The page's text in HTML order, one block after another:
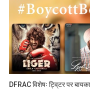
DFRAC विशेषः ट्वि्टर पर